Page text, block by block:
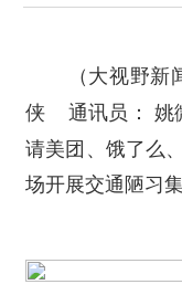
（大视野新
侠 通讯员： 姚
请美团、饿了么
场开展交通陋习